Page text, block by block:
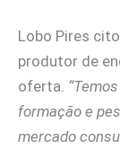
Lobo Pires
produtor de
oferta.
formação e
mercado